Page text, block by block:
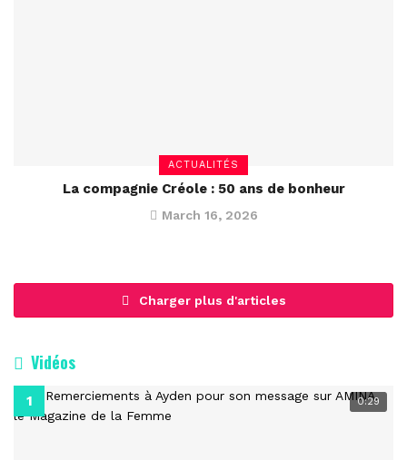
ACTUALITÉS
La compagnie Créole : 50 ans de bonheur
March 16, 2026
Charger plus d'articles
Vidéos
0:29